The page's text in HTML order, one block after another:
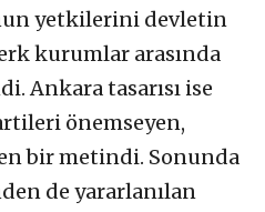
yetkilerini devletin
kurumlar arasında
Ankara tasarısı ise
önemseyen,
bir metindi. Sonunda
de yararlanılan